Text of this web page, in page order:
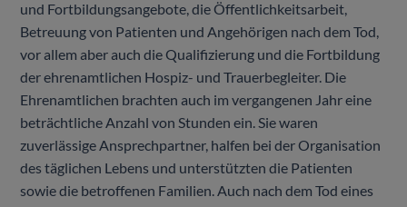
und Fortbildungsangebote, die Öffentlichkeitsarbeit,
Betreuung von Patienten und Angehörigen nach dem Tod,
vor allem aber auch die Qualifizierung und die Fortbildung
der ehrenamtlichen Hospiz- und Trauerbegleiter. Die
Ehrenamtlichen brachten auch im vergangenen Jahr eine
beträchtliche Anzahl von Stunden ein. Sie waren
zuverlässige Ansprechpartner, halfen bei der Organisation
des täglichen Lebens und unterstützten die Patienten
sowie die betroffenen Familien. Auch nach dem Tod eines